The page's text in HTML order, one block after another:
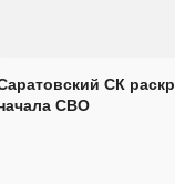
СК
СВО